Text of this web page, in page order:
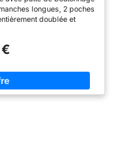
Blazer (rosé,XL)
longues, 2 poches
doublée et
une texture unique,
est un blazer élégant et
col avec devant ouvert.
un t-shirt, des bottes,
ou semi-formelle.